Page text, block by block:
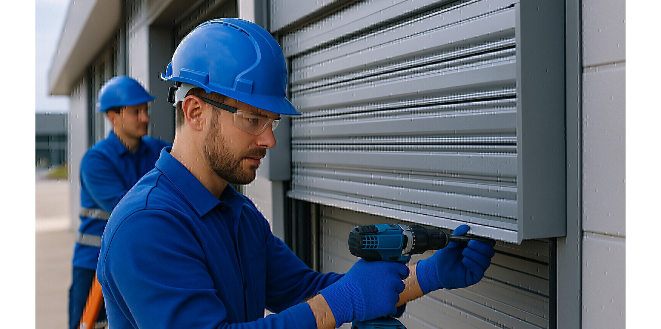
Tore nach Maß sind perfekt auf Ihre Bedürfnisse abgestimmt und erfüllen höchste Ansprüche an Sicherheit und Funktionalität. Das Einzugsgebiet
unserer Dienstleistungen umfasst die gesamte Region Heilbronn,Mannheim, Heidelberg,Sinsheim, den Odenwald sowie
und Buchen.
Vertrauen Sie auf unseren zertifizierten Service und unsere Unternehmensgrundsätze, die auf Respekt, Verantwortung und Innovationsfreude
basieren.
Wir legen größten Wert auf nachhaltige Lösungen und eine transparente Kommunikation mit unseren Kunden. Dabei profitieren Sie von unserer
langjährigen Expertise, modernsten Technologien und einem engagierten Team, das Ihre Anforderungen mit größter Sorgfalt umsetzt. Unsere
umfassenden Leistungen von der Planung bis zur Wartung machen uns zum idealen Partner für alle Tore in Ihrer Region.
Wir bieten Ihnen robuste und langlebige Industrietore, die speziell auf
die hohen Anforderungen Ihres Gewerbebetriebs abgestimmt sind. Ob
Sektionaltore, Rolltore oder Schnelllauftore – unsere Lösungen
überzeugen durch Qualität und Funktionssicherheit. Wir beraten Sie
ausführlich, um das passende Tor mit optimaler Torsteuerung und
Antriebstechnik zu realisieren. Unsere Industrietore sind ideal für
Werkstätten, Lagerhallen oder Produktionsstätten in der Region
Heilbronn und Umgebung.
Vorteile und Details